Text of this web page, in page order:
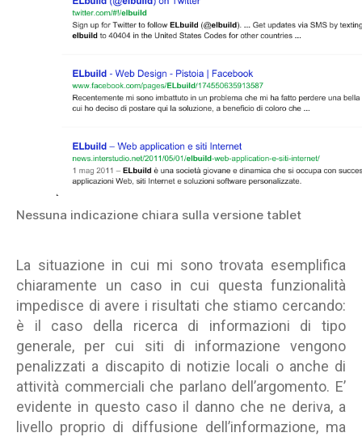
Nessuna indicazione chiara sulla versione tablet
La situazione in cui mi sono trovata esemplifica
chiaramente un caso in cui questa funzionalità
impedisce di avere i risultati che stiamo cercando:
è il caso della ricerca di informazioni di tipo
generale, per cui siti di informazione vengono
penalizzati a discapito di notizie locali o anche di
attività commerciali che parlano dell’argomento. E’
evidente in questo caso il danno che ne deriva, a
livello proprio di diffusione dell’informazione, ma